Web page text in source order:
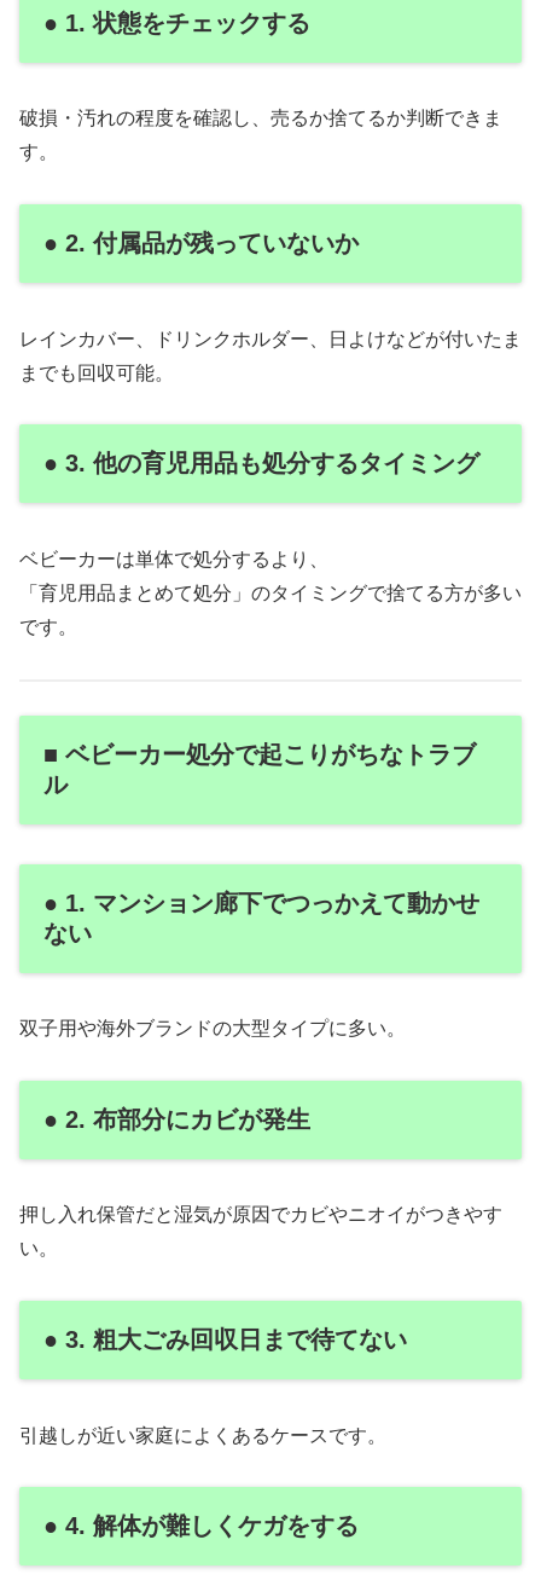
● 1. 状態をチェックする
破損・汚れの程度を確認し、売るか捨てるか判断できま
す。
● 2. 付属品が残っていないか
レインカバー、ドリンクホルダー、日よけなどが付いたま
までも回収可能。
● 3. 他の育児用品も処分するタイミング
ベビーカーは単体で処分するより、
「育児用品まとめて処分」のタイミングで捨てる方が多い
です。
■ ベビーカー処分で起こりがちなトラブ
ル
● 1. マンション廊下でつっかえて動かせ
ない
双子用や海外ブランドの大型タイプに多い。
● 2. 布部分にカビが発生
押し入れ保管だと湿気が原因でカビやニオイがつきやす
い。
● 3. 粗大ごみ回収日まで待てない
引越しが近い家庭によくあるケースです。
● 4. 解体が難しくケガをする